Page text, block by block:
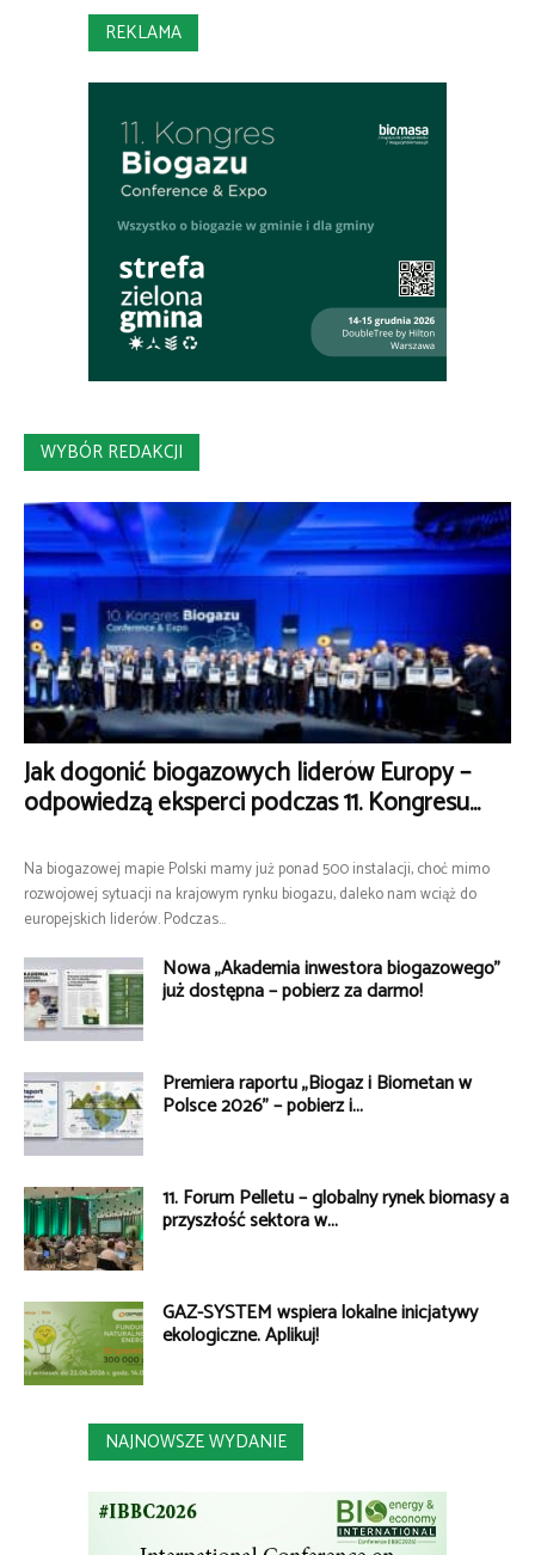
REKLAMA
WYBÓR REDAKCJI
Jak dogonić biogazowych liderów Europy –
odpowiedzą eksperci podczas 11. Kongresu...
Na biogazowej mapie Polski mamy już ponad 500 instalacji, choć mimo
rozwojowej sytuacji na krajowym rynku biogazu, daleko nam wciąż do
europejskich liderów. Podczas...
Nowa „Akademia inwestora biogazowego”
już dostępna – pobierz za darmo!
Premiera raportu „Biogaz i Biometan w
Polsce 2026” – pobierz i...
11. Forum Pelletu – globalny rynek biomasy a
przyszłość sektora w...
GAZ-SYSTEM wspiera lokalne inicjatywy
ekologiczne. Aplikuj!
NAJNOWSZE WYDANIE